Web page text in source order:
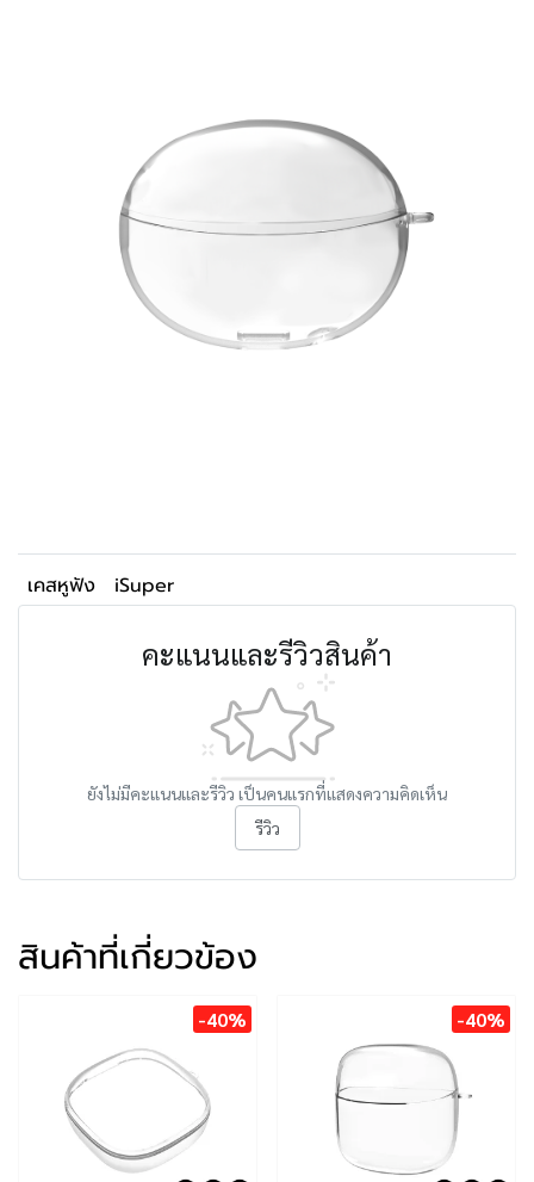
เคสหูฟัง iSuper
คะแนนและรีวิวสินค้า
ยังไม่มีคะแนนและรีวิว เป็นคนแรกที่แสดงความคิดเห็น
รีวิว
สินค้าที่เกี่ยวข้อง
-40% -40%